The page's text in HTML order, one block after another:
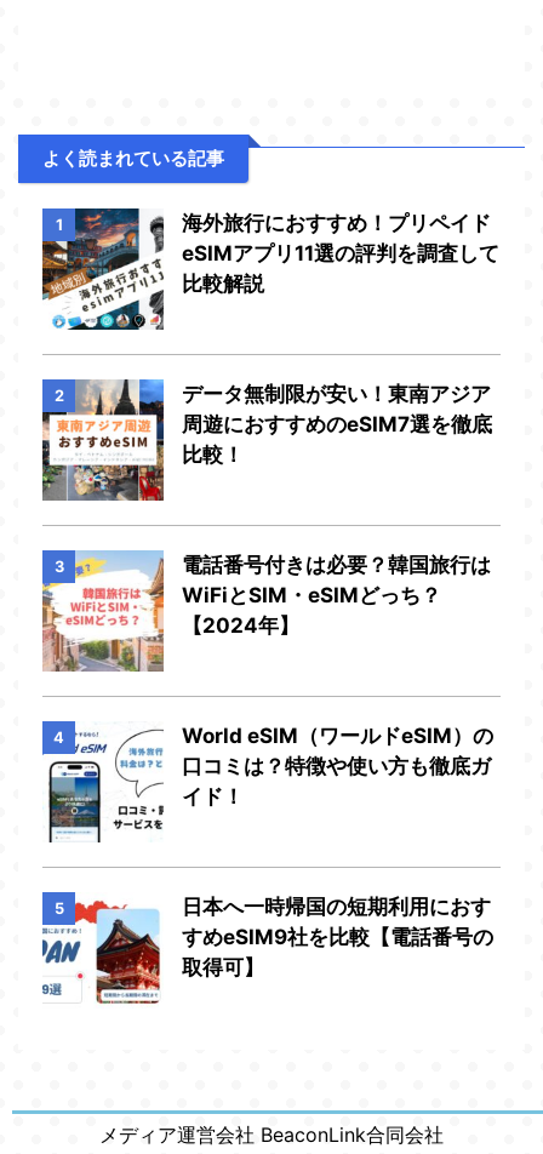
よく読まれている記事
1
海外旅行におすすめ！プリペイド
eSIMアプリ11選の評判を調査して
比較解説
2
データ無制限が安い！東南アジア
周遊におすすめのeSIM7選を徹底
比較！
3
電話番号付きは必要？韓国旅行は
WiFiとSIM・eSIMどっち？
【2024年】
4
World eSIM（ワールドeSIM）の
口コミは？特徴や使い方も徹底ガ
イド！
5
日本へ一時帰国の短期利用におす
すめeSIM9社を比較【電話番号の
取得可】
メディア運営会社 BeaconLink合同会社